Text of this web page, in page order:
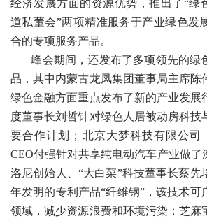
经济发展方面的资源优势，推出了“绿
道私董会”两项精准服务于产业绿色发
合的专项服务产品。
峰会期间，还发布了多项领先的绿
品，其中内蒙古龙凤集团董事局主席陈
绿色金融方面重点发布了新的产业发展
度董事长刘哲针对绿色人居被动房科技
要合作计划；北京大梦科技有限公司
CEO付强针对共享纯电动汽车产业做了
洛尼创始人、“大白菜”科技董事长蔡先
年发明的专利产品“纤维钢”，该技术可
领域，减少资源浪费和环境污染；芝麻